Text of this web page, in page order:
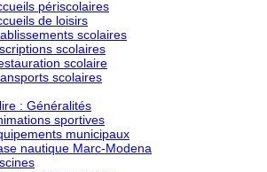
périscolaires
de loisirs
scolaires
scolaires
scolaire
scolaires
: Généralités
sportives
municipaux
nautique Marc-Modena